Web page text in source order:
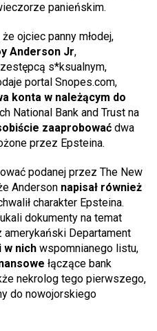
panieńskim.
ojciec panny młodej,
Anderson Jr,
s*ksualnym,
portal Snopes.com,
konta w należącym do
National Bank and Trust na
zaaprobować dwa
przez Epsteina.
podanej przez The New
Anderson napisał również
charakter Epsteina.
dokumenty na temat
Departament
w nich wspomnianego listu,
łączące bank
nekrolog tego pierwszego,
do nowojorskiego